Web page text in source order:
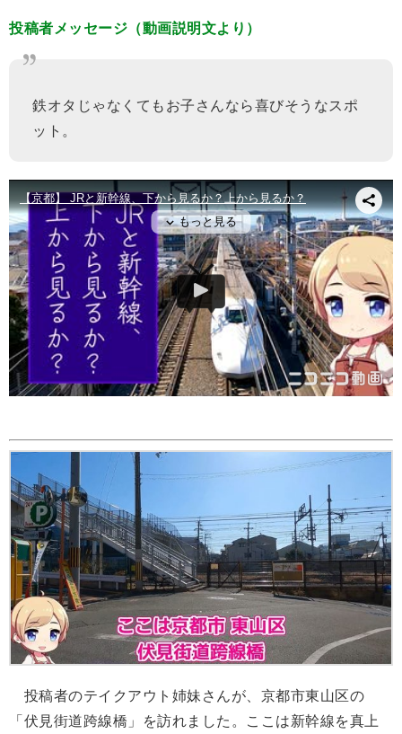
投稿者メッセージ（動画説明文より）
鉄オタじゃなくてもお子さんなら喜びそうなスポ
ット。
投稿者のテイクアウト姉妹さんが、京都市東山区の
「伏見街道跨線橋」を訪れました。ここは新幹線を真上